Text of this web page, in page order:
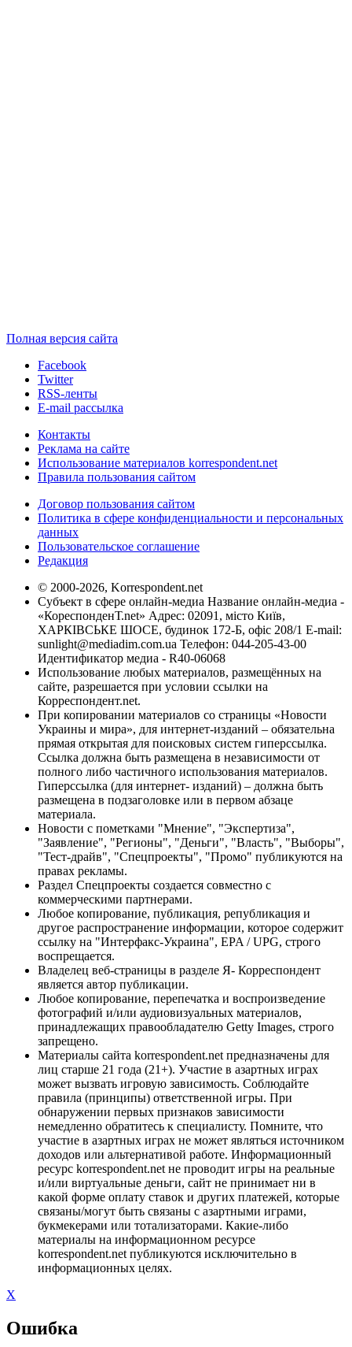
Полная версия сайта
Facebook
Twitter
RSS-ленты
E-mail рассылка
Контакты
Реклама на сайте
Использование материалов korrespondent.net
Правила пользования сайтом
Договор пользования сайтом
Политика в сфере конфиденциальности и персональных
данных
Пользовательское соглашение
Редакция
© 2000-2026, Korrespondent.net
Субъект в сфере онлайн-медиа Название онлайн-медиа -
«КореспонденТ.net» Адрес: 02091, місто Київ,
ХАРКІВСЬКЕ ШОСЕ, будинок 172-Б, офіс 208/1 E-mail:
sunlight@mediadim.com.ua Телефон: 044-205-43-00
Идентификатор медиа - R40-06068
Использование любых материалов, размещённых на
сайте, разрешается при условии ссылки на
Корреспондент.net.
При копировании материалов со страницы «Новости
Украины и мира», для интернет-изданий – обязательна
прямая открытая для поисковых систем гиперссылка.
Ссылка должна быть размещена в независимости от
полного либо частичного использования материалов.
Гиперссылка (для интернет- изданий) – должна быть
размещена в подзаголовке или в первом абзаце
материала.
Новости с пометками "Мнение", "Экспертиза",
"Заявление", "Регионы", "Деньги", "Власть", "Выборы",
"Тест-драйв", "Спецпроекты", "Промо" публикуются на
правах рекламы.
Раздел Спецпроекты создается совместно с
коммерческими партнерами.
Любое копирование, публикация, републикация и
другое распространение информации, которое содержит
ссылку на "Интерфакс-Украина", EPA / UPG, строго
воспрещается.
Владелец веб-страницы в разделе Я- Корреспондент
является автор публикации.
Любое копирование, перепечатка и воспроизведение
фотографий и/или аудиовизуальных материалов,
принадлежащих правообладателю Getty Images, строго
запрещено.
Материалы сайта korrespondent.net предназначены для
лиц старше 21 года (21+). Участие в азартных играх
может вызвать игровую зависимость. Соблюдайте
правила (принципы) ответственной игры. При
обнаружении первых признаков зависимости
немедленно обратитесь к специалисту. Помните, что
участие в азартных играх не может являться источником
доходов или альтернативой работе. Информационный
ресурс korrespondent.net не проводит игры на реальные
и/или виртуальные деньги, сайт не принимает ни в
какой форме оплату ставок и других платежей, которые
связаны/могут быть связаны с азартными играми,
букмекерами или тотализаторами. Какие-либо
материалы на информационном ресурсе
korrespondent.net публикуются исключительно в
информационных целях.
X
Ошибка